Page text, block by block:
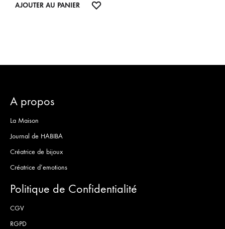
AJOUTER AU PANIER
A propos
La Maison
Journal de HABIBA
Créatrice de bijoux
Créatrice d’emotions
Politique de Confidentialité
CGV
RGPD